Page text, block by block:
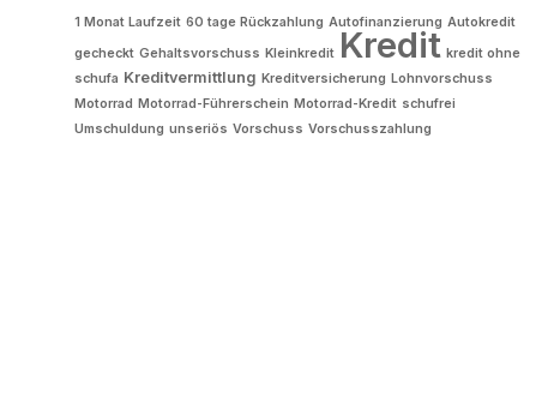
1 Monat Laufzeit 60 tage Rückzahlung Autofinanzierung Autokredit
gecheckt Gehaltsvorschuss Kleinkredit Kredit kredit ohne
schufa Kreditvermittlung Kreditversicherung Lohnvorschuss
Motorrad Motorrad-Führerschein Motorrad-Kredit schufrei
Umschuldung unseriös Vorschuss Vorschusszahlung